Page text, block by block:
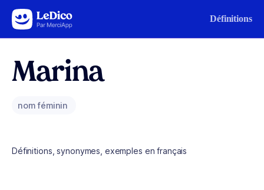
Aller au contenu Définitions
Marina
nom féminin
Définitions, synonymes, exemples en français